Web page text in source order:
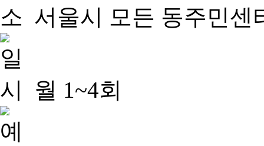
서울시 모든 동주민센
월 1~4회